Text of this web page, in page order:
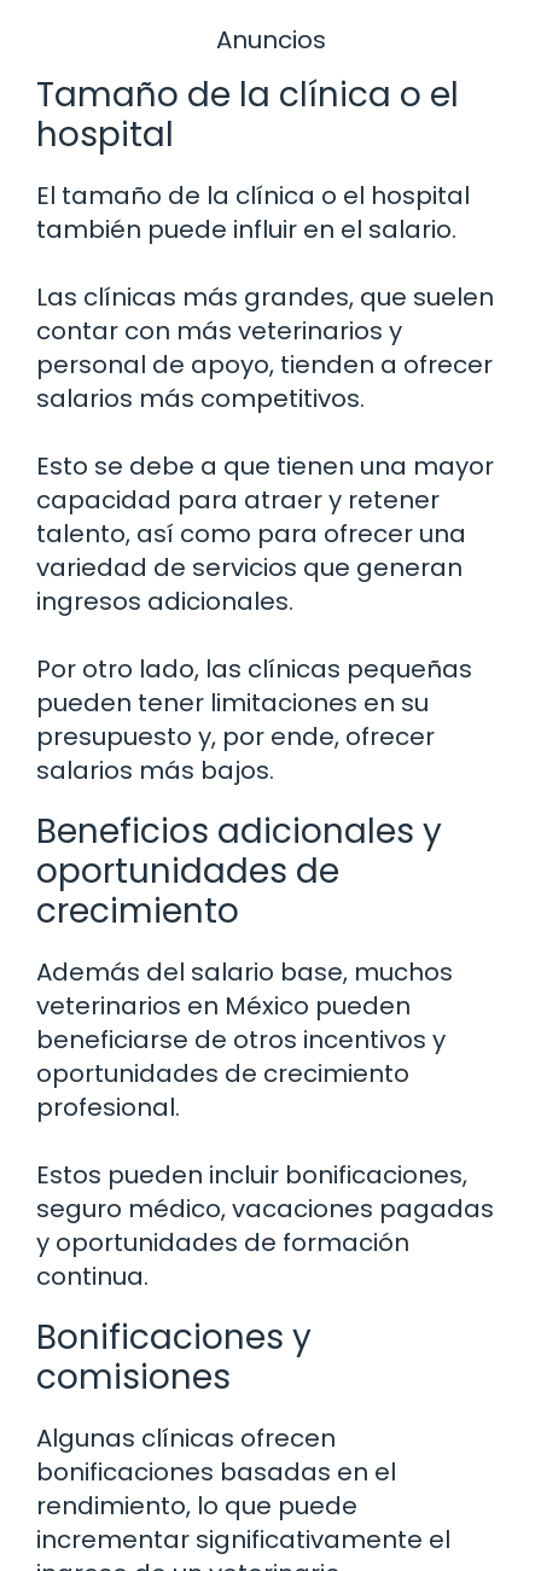
Anuncios
Tamaño de la clínica o el
hospital
El tamaño de la clínica o el hospital
también puede influir en el salario.
Las clínicas más grandes, que suelen
contar con más veterinarios y
personal de apoyo, tienden a ofrecer
salarios más competitivos.
Esto se debe a que tienen una mayor
capacidad para atraer y retener
talento, así como para ofrecer una
variedad de servicios que generan
ingresos adicionales.
Por otro lado, las clínicas pequeñas
pueden tener limitaciones en su
presupuesto y, por ende, ofrecer
salarios más bajos.
Beneficios adicionales y
oportunidades de
crecimiento
Además del salario base, muchos
veterinarios en México pueden
beneficiarse de otros incentivos y
oportunidades de crecimiento
profesional.
Estos pueden incluir bonificaciones,
seguro médico, vacaciones pagadas
y oportunidades de formación
continua.
Bonificaciones y
comisiones
Algunas clínicas ofrecen
bonificaciones basadas en el
rendimiento, lo que puede
incrementar significativamente el